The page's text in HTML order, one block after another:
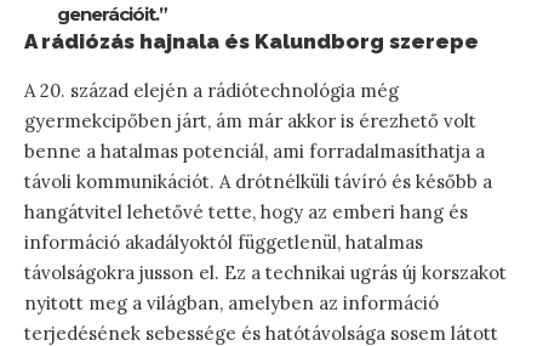
generációit.”
A rádiózás hajnala és Kalundborg szerepe
A 20. század elején a rádiótechnológia még
gyermekcipőben járt, ám már akkor is érezhető volt
benne a hatalmas potenciál, ami forradalmasíthatja a
távoli kommunikációt. A drótnélküli távíró és később a
hangátvitel lehetővé tette, hogy az emberi hang és
információ akadályoktól függetlenül, hatalmas
távolságokra jusson el. Ez a technikai ugrás új korszakot
nyitott meg a világban, amelyben az információ
terjedésének sebessége és hatótávolsága sosem látott